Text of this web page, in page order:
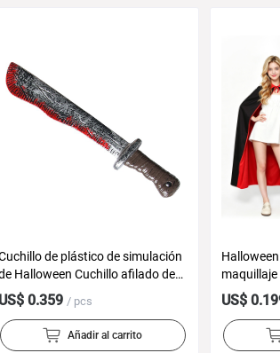
de plástico de simulación
Halloween Cuchillo afilado de
sangre roja neta fantasma
Festival decoración juguete
sangre cuchillo de cocina truco
accesorios cuchillo curvo Hoz
US$ 0.359 / pcs
Añadir al carrito
negro
capa
US$